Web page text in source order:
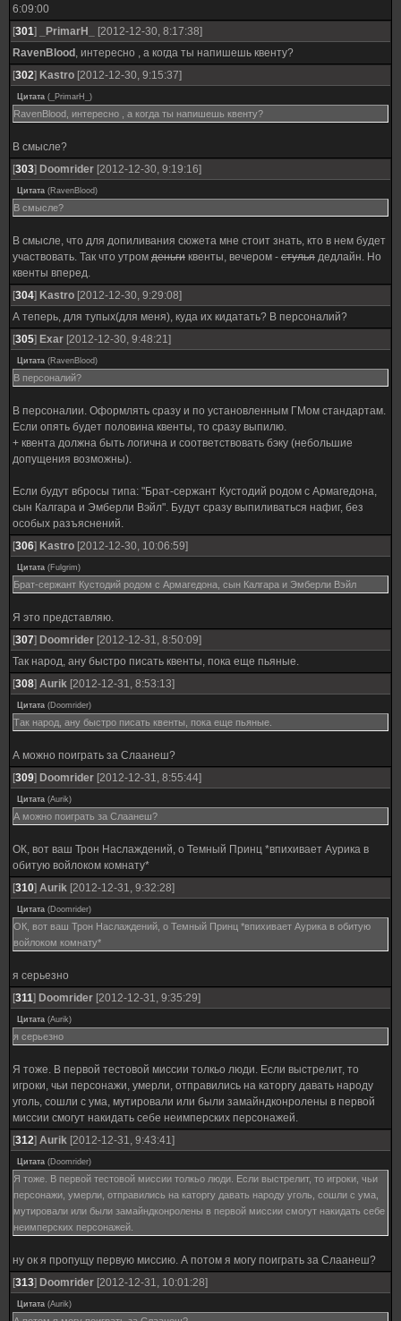
6:09:00
[301] _PrimarH_
[2012-12-30, 8:17:38]
RavenBlood , интересно , а когда ты напишешь квенту?
[302] Kastro [2012-12-30, 9:15:37]
Цитата ( _PrimarH_ )
RavenBlood, интересно , а когда ты напишешь квенту?
В смысле?
[303] Doomrider [2012-12-30, 9:19:16]
Цитата (RavenBlood)
В смысле?
В смысле, что для допиливания сюжета мне стоит знать, кто в нем будет
участвовать. Так что утром деньги квенты, вечером - стулья дедлайн. Но
квенты вперед.
[304] Kastro [2012-12-30, 9:29:08]
А теперь, для тупых(для меня), куда их кидатать? В персоналий?
[305] Exar [2012-12-30, 9:48:21]
Цитата (RavenBlood)
В персоналий?
В персоналии. Оформлять сразу и по установленным ГМом стандартам.
Если опять будет половина квенты, то сразу выпилю.
+ квента должна быть логична и соответствовать бэку (небольшие
допущения возможны).
Если будут вбросы типа: "Брат-сержант Кустодий родом с Армагедона,
сын Калгара и Эмберли Вэйл". Будут сразу выпиливаться нафиг, без
особых разъяснений.
[306] Kastro [2012-12-30, 10:06:59]
Цитата (Fulgrim)
Брат-сержант Кустодий родом с Армагедона, сын Калгара и Эмберли Вэйл
Я это представляю.
[307] Doomrider [2012-12-31, 8:50:09]
Так народ, ану быстро писать квенты, пока еще пьяные.
[308] Aurik [2012-12-31, 8:53:13]
Цитата (Doomrider)
Так народ, ану быстро писать квенты, пока еще пьяные.
А можно поиграть за Слаанеш?
[309] Doomrider [2012-12-31, 8:55:44]
Цитата (Aurik)
А можно поиграть за Слаанеш?
ОК, вот ваш Трон Наслаждений, о Темный Принц *впихивает Аурика в
обитую войлоком комнату*
[310] Aurik [2012-12-31, 9:32:28]
Цитата (Doomrider)
ОК, вот ваш Трон Наслаждений, о Темный Принц *впихивает Аурика в обитую
войлоком комнату*
я серьезно
[311] Doomrider [2012-12-31, 9:35:29]
Цитата (Aurik)
я серьезно
Я тоже. В первой тестовой миссии толкьо люди. Если выстрелит, то
игроки, чьи персонажи, умерли, отправились на каторгу давать народу
уголь, сошли с ума, мутировали или были замайндконролены в первой
миссии смогут накидать себе неимперских персонажей.
[312] Aurik [2012-12-31, 9:43:41]
Цитата (Doomrider)
Я тоже. В первой тестовой миссии толкьо люди. Если выстрелит, то игроки, чьи
персонажи, умерли, отправились на каторгу давать народу уголь, сошли с ума,
мутировали или были замайндконролены в первой миссии смогут накидать себе
неимперских персонажей.
ну ок я пропущу первую миссию. А потом я могу поиграть за Слаанеш?
[313] Doomrider [2012-12-31, 10:01:28]
Цитата (Aurik)